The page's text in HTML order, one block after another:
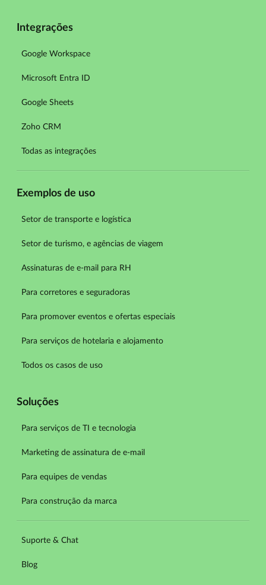
Integrações
Google Workspace
Microsoft Entra ID
Google Sheets
Zoho CRM
Todas as integrações
Exemplos de uso
Setor de transporte e logística
Setor de turismo, e agências de viagem
Assinaturas de e-mail para RH
Para corretores e seguradoras
Para promover eventos e ofertas especiais
Para serviços de hotelaria e alojamento
Todos os casos de uso
Soluções
Para serviços de TI e tecnologia
Marketing de assinatura de e-mail
Para equipes de vendas
Para construção da marca
Suporte & Chat
Blog